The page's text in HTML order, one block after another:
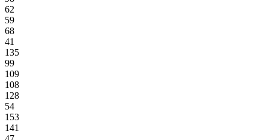
62
59
68
41
135
99
109
108
128
54
153
141